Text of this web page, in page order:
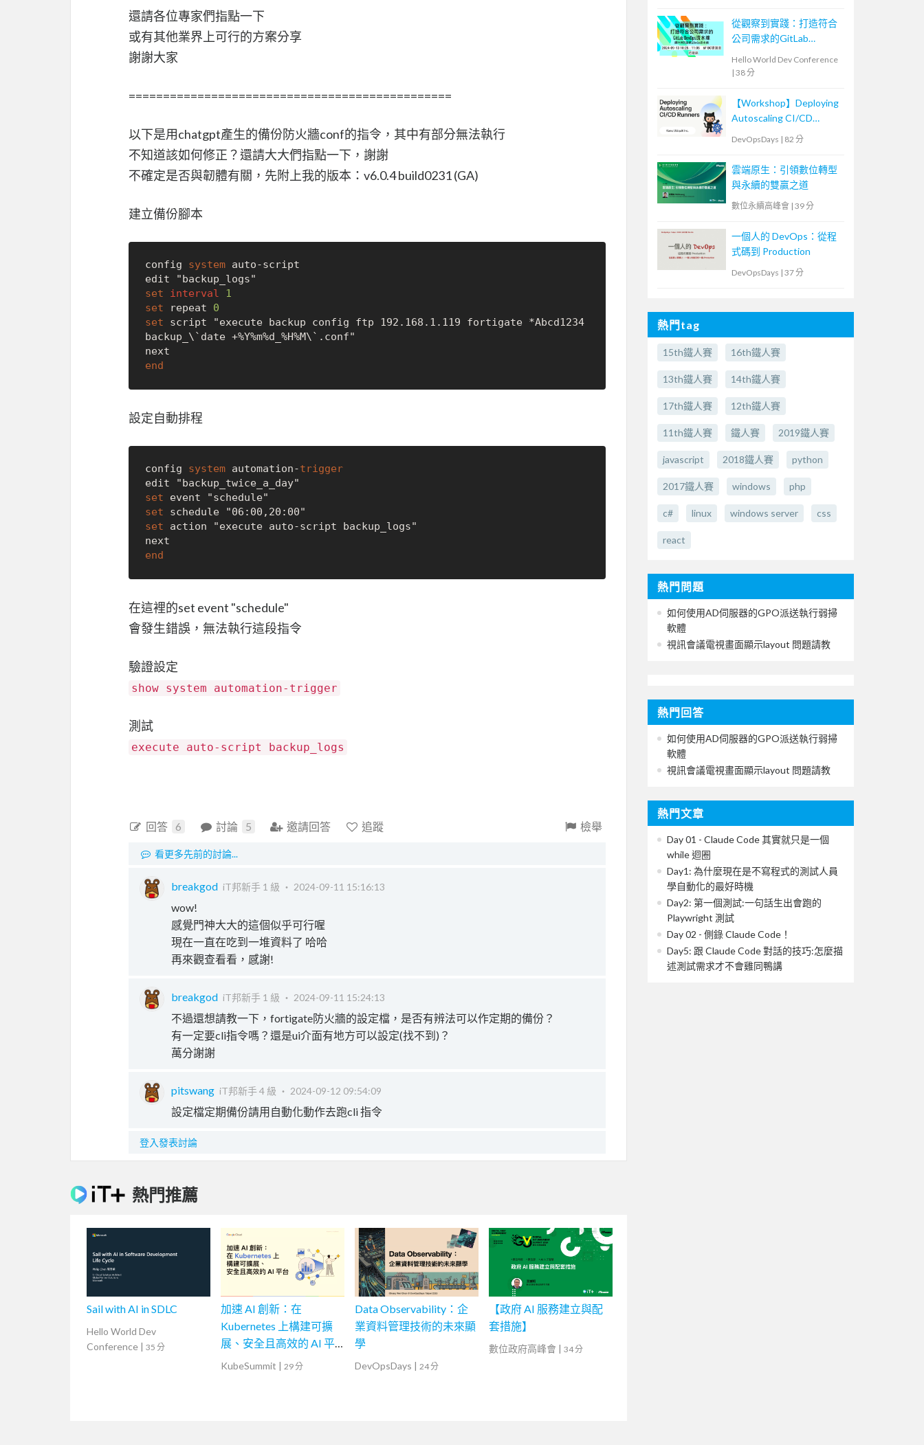
還請各位專家們指點一下
或有其他業界上可行的方案分享
謝謝大家
===============================================
以下是用chatgpt產生的備份防火牆conf的指令，其中有部分無法執行
不知道該如何修正？還請大大們指點一下，謝謝
不確定是否與韌體有關，先附上我的版本：v6.0.4 build0231 (GA)
建立備份腳本
config system auto-script
set
interval
1
set repeat 0
set script "execute backup config ftp 192.168.1.119 fortigate *Abcd1234
backup_\`date +%Y%m%d_%H%M\`.conf"
end
設定自動排程
config system automation-trigger
set
set
set action "execute auto-script backup_logs"
end
在這裡的set event "schedule"
會發生錯誤，無法執行這段指令
驗證設定
show system automation-trigger
測試
execute auto-script backup_logs
回答 6 討論 5 邀請回答 追蹤 檢舉
看更多先前的討論...
breakgod iT邦新手 1 級 ‧ 2024-09-11 15:16:13
wow!
感覺門神大大的這個似乎可行喔
現在一直在吃到一堆資料了 哈哈
再來觀查看看，感謝!
breakgod iT邦新手 1 級 ‧ 2024-09-11 15:24:13
不過還想請教一下，fortigate防火牆的設定檔，是否有辨法可以作定期的備份？
有一定要cli指令嗎？還是ui介面有地方可以設定(找不到)？
萬分謝謝
pitswang iT邦新手 4 級 ‧ 2024-09-12 09:54:09
設定檔定期備份請用自動化動作去跑cli 指令
登入發表討論
熱門推薦
Sail with AI in SDLC
Hello World Dev
Conference | 35 分
加速 AI 創新：在
Kubernetes 上構建可擴
展、安全且高效的 AI 平
台
KubeSummit | 29 分
Data Observability：企
業資料管理技術的未來顯
學
DevOpsDays | 24 分
【政府 AI 服務建立與配
套措施】
數位政府高峰會 | 34 分
從觀察到實踐：打造符合
公司需求的GitLab
Hello World Dev Conference
| 38 分
【Workshop】Deploying
Autoscaling CI/CD
DevOpsDays | 82 分
雲端原生：引領數位轉型
與永續的雙贏之道
數位永續高峰會 | 39 分
一個人的 DevOps：從程
式碼到 Production
DevOpsDays | 37 分
熱門tag
15th鐵人賽 16th鐵人賽
13th鐵人賽 14th鐵人賽
17th鐵人賽 12th鐵人賽
11th鐵人賽 鐵人賽 2019鐵人賽
javascript 2018鐵人賽 python
2017鐵人賽 windows php
c# linux windows server css
react
熱門問題
如何使用AD伺服器的GPO派送執行弱掃
軟體
視訊會議電視畫面顯示layout 問題請教
熱門回答
如何使用AD伺服器的GPO派送執行弱掃
軟體
視訊會議電視畫面顯示layout 問題請教
熱門文章
Day 01 - Claude Code 其實就只是一個
while 迴圈
Day1: 為什麼現在是不寫程式的測試人員
學自動化的最好時機
Day2: 第一個測試:一句話生出會跑的
Playwright 測試
Day 02 - 側錄 Claude Code！
Day5: 跟 Claude Code 對話的技巧:怎麼描
述測試需求才不會雞同鴨講